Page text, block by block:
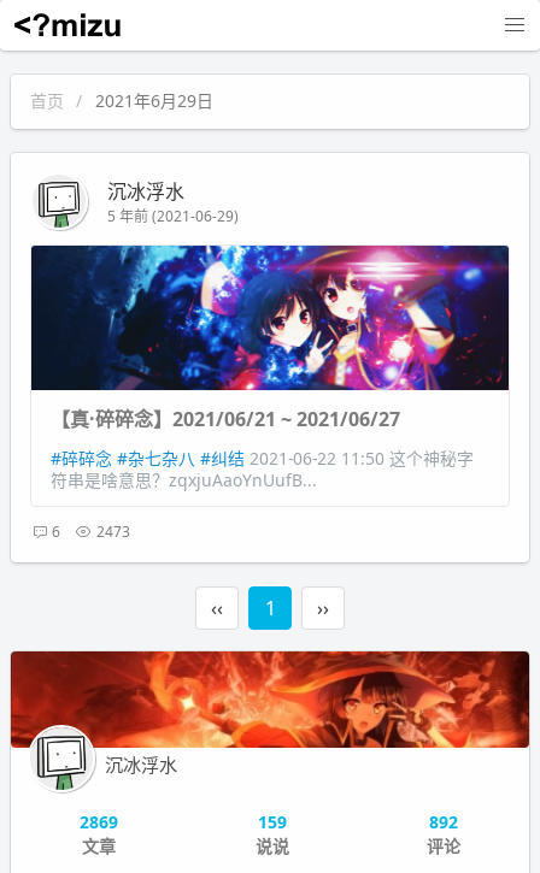
沉冰浮水
首页 2021年6月29日
沉冰浮水
5 年前 (2021-06-29)
【真·碎碎念】2021/06/21 ~ 2021/06/27
#碎碎念 #杂七杂八 #纠结 2021-06-22 11:50 这个神秘字
符串是啥意思？zqxjuAaoYnUufB...
6 2473
‹‹ 1 ››
沉冰浮水
2869
文章
159
说说
892
评论